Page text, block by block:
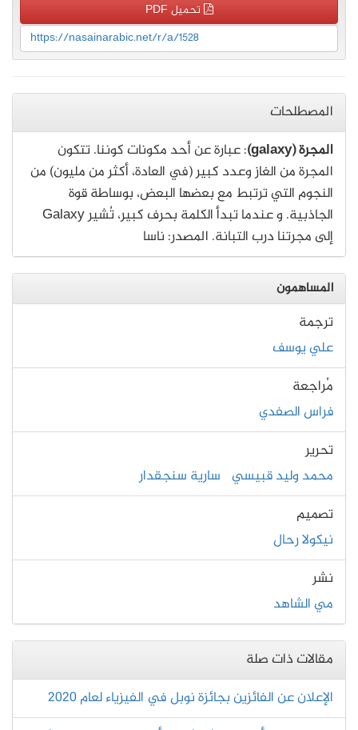
تحميل PDF
https://nasainarabic.net/r/a/1528
المصطلحات
المجرة (galaxy)
: عبارة عن أحد مكونات كوننا. تتكون
المجرة من الغاز وعدد كبير (في العادة، أكثر من مليون) من
النجوم التي ترتبط مع بعضها البعض، بوساطة قوة
الجاذبية. و عندما تبدأ الكلمة بحرف كبير، تُشير Galaxy
إلى مجرتنا درب التبانة. المصدر: ناسا
المساهمون
ترجمة
علي يوسف
مُراجعة
فراس الصفدي
تحرير
محمد وليد قبيسي سارية سنجقدار
تصميم
نيكولا رحال
نشر
مي الشاهد
مقالات ذات صلة
الإعلان عن الفائزين بجائزة نوبل في الفيزياء لعام 2020